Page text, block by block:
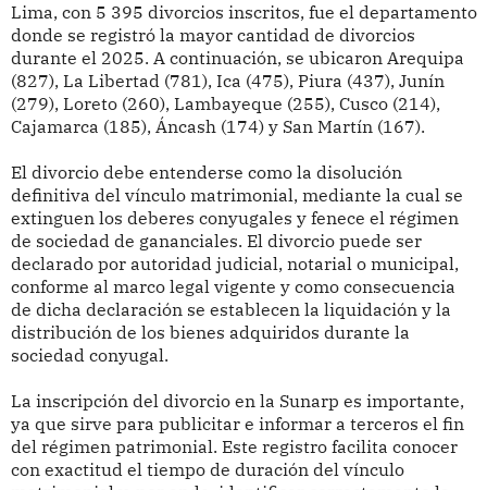
Lima, con 5 395 divorcios inscritos, fue el departamento
donde se registró la mayor cantidad de divorcios
durante el 2025. A continuación, se ubicaron Arequipa
(827), La Libertad (781), Ica (475), Piura (437), Junín
(279), Loreto (260), Lambayeque (255), Cusco (214),
Cajamarca (185), Áncash (174) y San Martín (167).
El divorcio debe entenderse como la disolución
definitiva del vínculo matrimonial, mediante la cual se
extinguen los deberes conyugales y fenece el régimen
de sociedad de gananciales. El divorcio puede ser
declarado por autoridad judicial, notarial o municipal,
conforme al marco legal vigente y como consecuencia
de dicha declaración se establecen la liquidación y la
distribución de los bienes adquiridos durante la
sociedad conyugal.
La inscripción del divorcio en la Sunarp es importante,
ya que sirve para publicitar e informar a terceros el fin
del régimen patrimonial. Este registro facilita conocer
con exactitud el tiempo de duración del vínculo